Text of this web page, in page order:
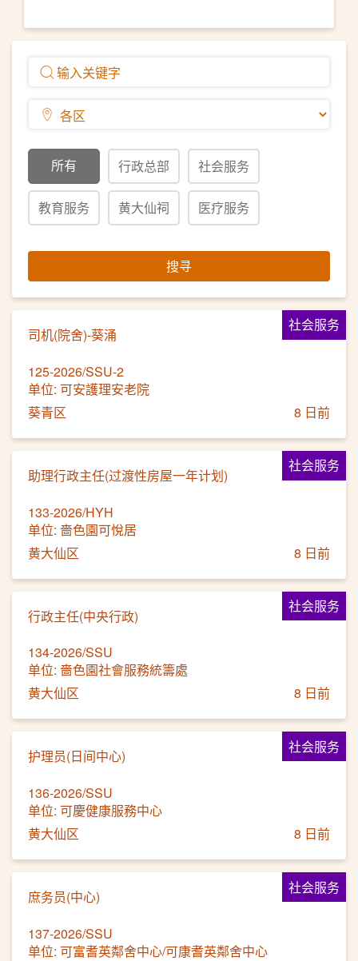
所有 行政总部 社会服务
教育服务 黄大仙祠 医疗服务
搜寻
社会服务
司机(院舍)-葵涌
125-2026/SSU-2
单位: 可安護理安老院
葵青区
8 日前
社会服务
助理行政主任(过渡性房屋一年计划)
133-2026/HYH
单位: 嗇色園可悅居
黄大仙区
8 日前
社会服务
行政主任(中央行政)
134-2026/SSU
单位: 嗇色園社會服務統籌處
黄大仙区
8 日前
社会服务
护理员(日间中心)
136-2026/SSU
单位: 可慶健康服務中心
黄大仙区
8 日前
社会服务
庶务员(中心)
137-2026/SSU
单位: 可富耆英鄰舍中心/可康耆英鄰舍中心